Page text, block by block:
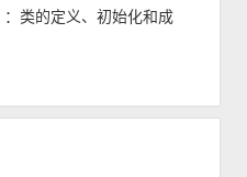
类的定义、初始化和成